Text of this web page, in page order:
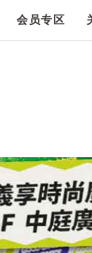
会员专区